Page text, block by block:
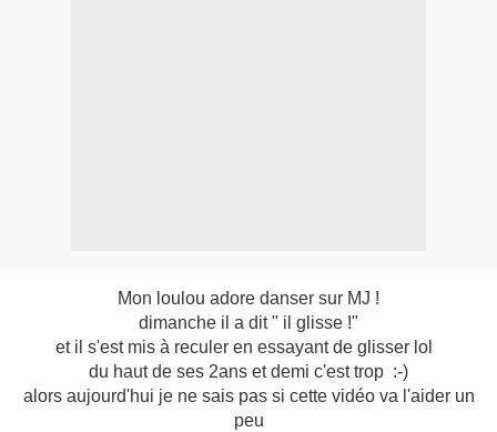
Mon loulou adore danser sur MJ !
dimanche il a dit " il glisse !"
et il s'est mis à reculer en essayant de glisser lol
du haut de ses 2ans et demi c'est trop :-)
alors aujourd'hui je ne sais pas si cette vidéo va l'aider un
peu